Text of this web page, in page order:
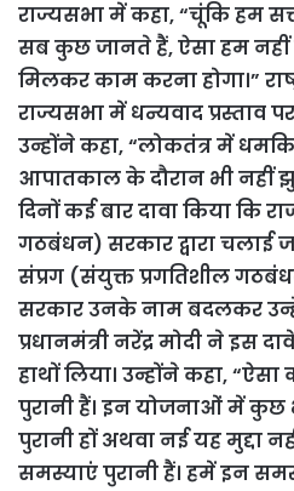
राज्यसभा में कहा, “चूंकि हम
सब कुछ जानते हैं, ऐसा हम नहीं
मिलकर काम करना होगा।”
राज्यसभा में धन्यवाद प्रस्ताव
उन्होंने कहा, “लोकतंत्र में
आपातकाल के दौरान भी नहीं
दिनों कई बार दावा किया कि
गठबंधन) सरकार द्वारा चलाई
संप्रग (संयुक्त प्रगतिशील
सरकार उनके नाम बदलकर
प्रधानमंत्री नरेंद्र मोदी ने इस
हाथों लिया। उन्होंने कहा,
पुरानी हैं। इन योजनाओं में कुछ
पुरानी हों अथवा नई यह मुद्दा
समस्याएं पुरानी हैं। हमें इन